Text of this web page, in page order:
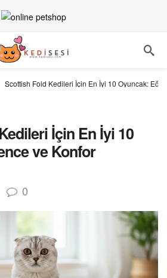
Scottish Fold Kedileri İçin En İyi 10 Oyuncak:
İçin En İyi 10
ve Konfor
0